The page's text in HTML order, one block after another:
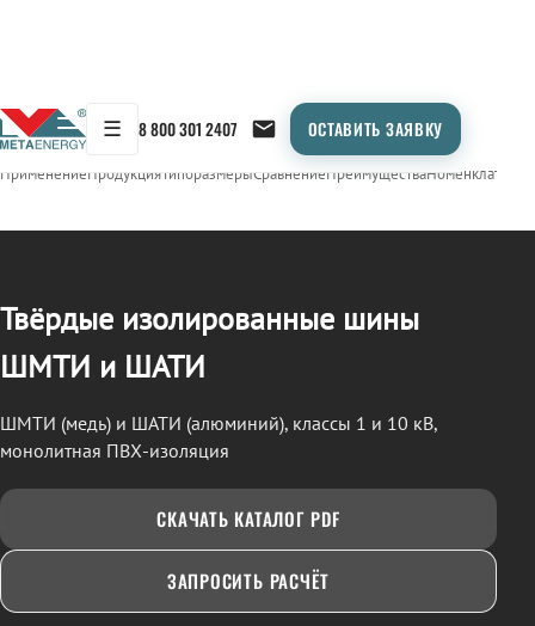
☰ 8 800 301 2407 ОСТАВИТЬ ЗАЯВКУ
← Продукция/СТП (ШМТИ / ШАТИ)
ПрименениеПродукцияТипоразмерыСравнениеПреимуществаНоменклатура
Твёрдые изолированные шины
ШМТИ и ШАТИ
ШМТИ (медь) и ШАТИ (алюминий), классы 1 и 10 кВ,
монолитная ПВХ-изоляция
СКАЧАТЬ КАТАЛОГ PDF
ЗАПРОСИТЬ РАСЧЁТ